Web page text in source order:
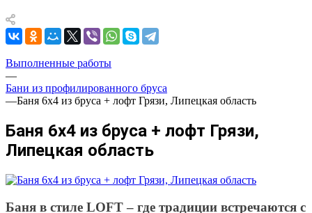
Выполненные работы
—
Бани из профилированного бруса
—Баня 6х4 из бруса + лофт Грязи, Липецкая область
Баня 6х4 из бруса + лофт Грязи,
Липецкая область
Баня в стиле LOFT – где традиции встречаются с